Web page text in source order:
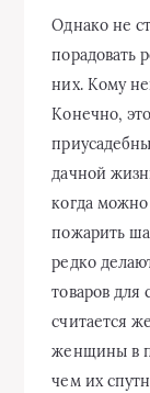
Однако не
порадовать
них. Кому
Конечно,
дачной
когда
пожарить
редко
товаров для
считается
женщины в
чем их